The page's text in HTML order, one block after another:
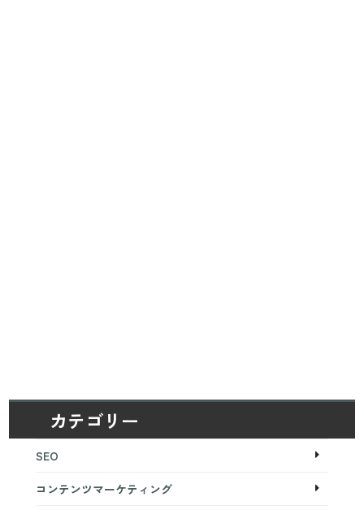
カテゴリー
SEO
コンテンツマーケティング